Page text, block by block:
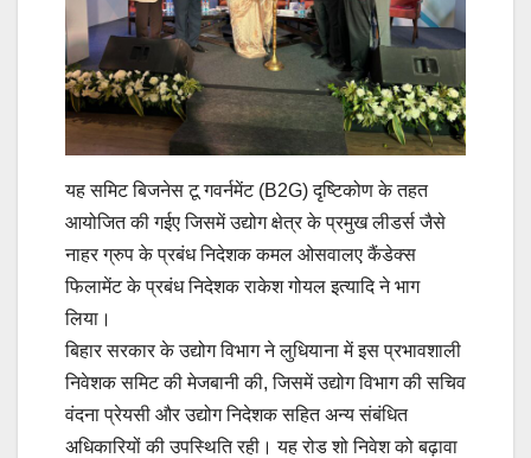
यह समिट बिजनेस टू गवर्नमेंट (B2G) दृष्टिकोण के तहत
आयोजित की गईए जिसमें उद्योग क्षेत्र के प्रमुख लीडर्स जैसे
नाहर ग्रुप के प्रबंध निदेशक कमल ओसवालए कैंडेक्स
फिलामेंट के प्रबंध निदेशक राकेश गोयल इत्यादि ने भाग
लिया।
बिहार सरकार के उद्योग विभाग ने लुधियाना में इस प्रभावशाली
निवेशक समिट की मेजबानी की, जिसमें उद्योग विभाग की सचिव
वंदना प्रेयसी और उद्योग निदेशक सहित अन्य संबंधित
अधिकारियों की उपस्थिति रही। यह रोड शो निवेश को बढ़ावा